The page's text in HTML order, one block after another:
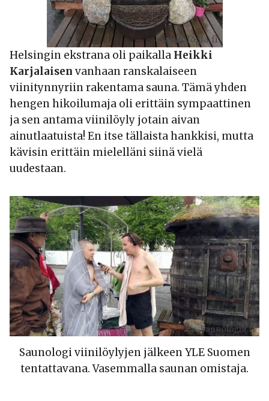
Helsingin ekstrana oli paikalla Heikki
Karjalaisen vanhaan ranskalaiseen
viinitynnyriin rakentama sauna. Tämä yhden
hengen hikoilumaja oli erittäin sympaattinen
ja sen antama viinilöyly jotain aivan
ainutlaatuista! En itse tällaista hankkisi, mutta
kävisin erittäin mielelläni siinä vielä
uudestaan.
Saunologi viinilöylyjen jälkeen YLE Suomen
tentattavana. Vasemmalla saunan omistaja.